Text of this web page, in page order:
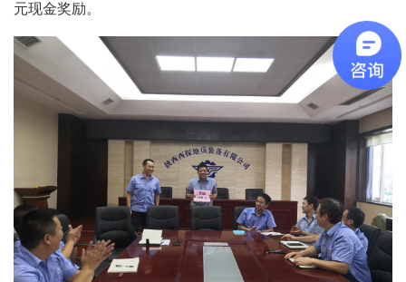
元现金奖励。